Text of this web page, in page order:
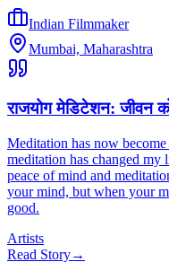
Indian Filmmaker
Mumbai, Maharashtra
राजयोग मेडिटेशन: जीवन
Meditation has now
meditation has changed
peace of mind and
your mind, but when your
good.
Artists
Read Story→